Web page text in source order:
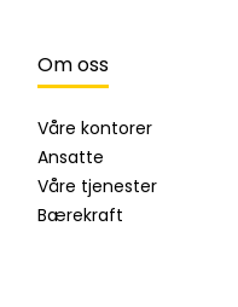
Om oss
Våre kontorer
Ansatte
Våre tjenester
Bærekraft